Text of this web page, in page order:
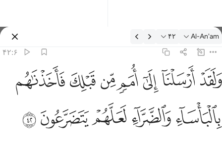
تفسیر: Al-An'am ۴۲:۶
Al-An'am ۴۲
۴۲:۶
ولقد ارسلنا الى امم من قبلك فاخذناهم بالباساء والضراء لعلهم
وَلَقَدْ أَرْسَلْنَآ إِلَىٰٓ أُمَمٍۢ مِّن قَبْلِكَ فَأَخَذْنَـٰهُم بِٱلْبَأْسَآءِ وَٱلضَّرَّآءِ لَعَلَّهُمْ
ﲬﲭﲮﲯﲰﲱﲲ
ﲳﲴﲵﲶﲷ